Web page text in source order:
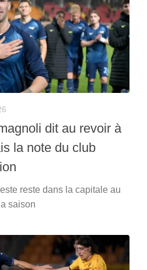
dit au revoir à
la note du club
reste dans la capitale au
saison